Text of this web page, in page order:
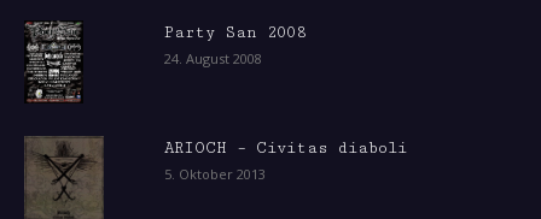
Party San 2008
24. August 2008
ARIOCH – Civitas diaboli
5. Oktober 2013